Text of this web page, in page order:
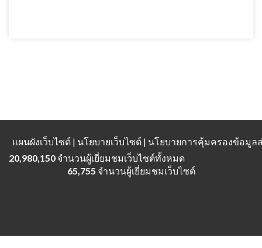
แผนผังเว็บไซต์ | นโยบายเว็บไซต์ | นโยบายการคุ้มครองข้อมู
20,980,150 จำนวนผู้เยี่ยมชมเว็บไซต์ทั้งหมด
65,755 จำนวนผู้เยี่ยมชมเว็บไซต์